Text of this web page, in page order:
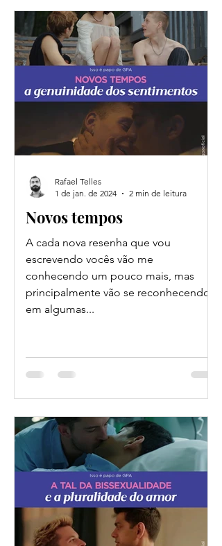
Novos tempos
A cada nova resenha que vou
escrevendo vocês vão me
conhecendo um pouco mais, mas
principalmente vão se reconhecendo
em algumas...
Rafael Telles
1 de jan. de 2024
2 min de leitura